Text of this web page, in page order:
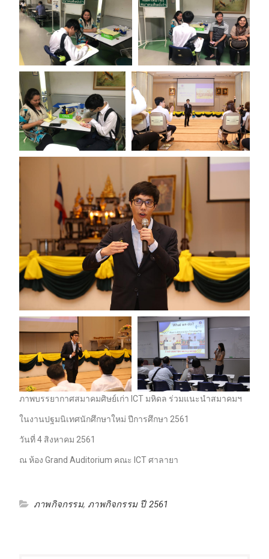
ภาพบรรยากาศสมาคมศิษย์เก่า ICT มหิดล ร่วมแนะนำสมาคมฯ
ในงานปฐมนิเทศนักศึกษาใหม่ ปีการศึกษา 2561
วันที่ 4 สิงหาคม 2561
ณ ห้อง Grand Auditorium คณะ ICT ศาลายา
ภาพกิจกรรม, ภาพกิจกรรม ปี 2561